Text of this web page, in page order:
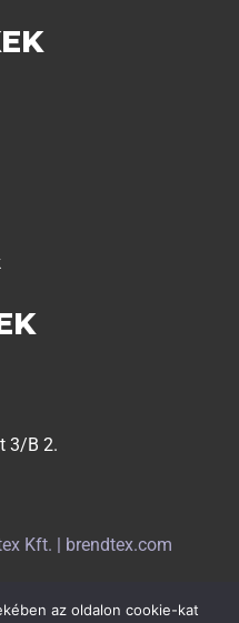
3/B 2.
Kft. | brendtex.com
az oldalon cookie-kat